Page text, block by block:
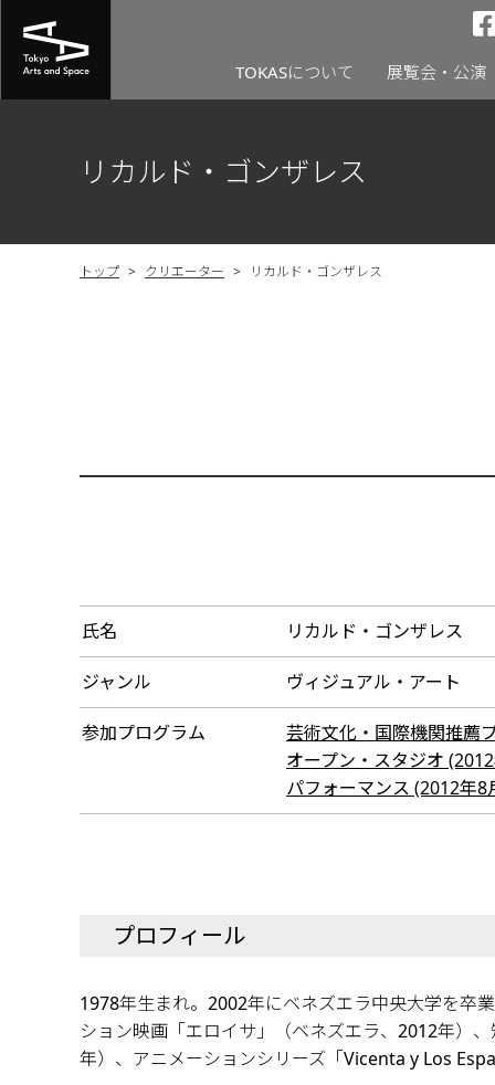
TOKASについて 展覧会・公演
リカルド・ゴンザレス
トップ > クリエーター > リカルド・ゴンザレス
氏名 リカルド・ゴンザレス
ジャンル ヴィジュアル・アート
参加プログラム
芸術文化・国際機関推薦
オープン・スタジオ
パフォーマンス (2012年8
プロフィール
1978年生まれ。2002年にベネズエラ中央大学を卒
ション映画「エロイサ」（ベネズエラ、2012年）
年）、アニメーションシリーズ「Vicenta y Los